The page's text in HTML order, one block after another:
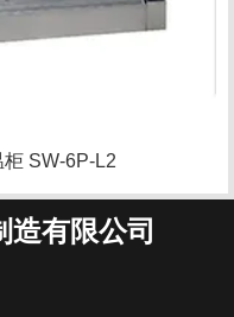
SW-6P-L2
造有限公司